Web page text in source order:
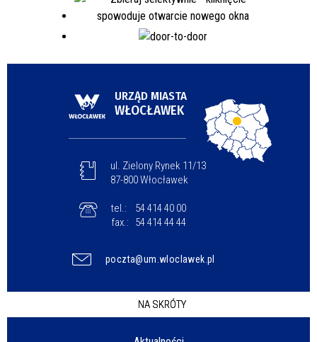
URZĄD MIASTA
WŁOCŁAWEK
ul. Zielony Rynek 11/13
87-800 Włocławek
tel.:
54 414 40 00
fax.:
54 414 44 44
poczta@um.wloclawek.pl
NA SKRÓTY